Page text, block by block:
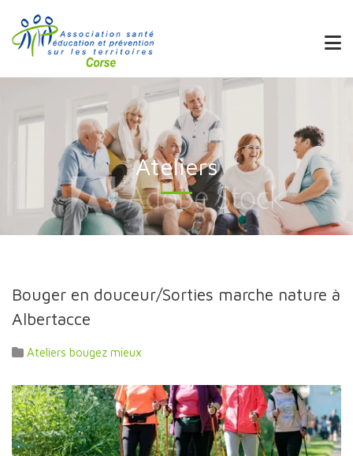
Ateliers
Bouger en douceur/Sorties marche nature à
Albertacce
Ateliers bougez mieux